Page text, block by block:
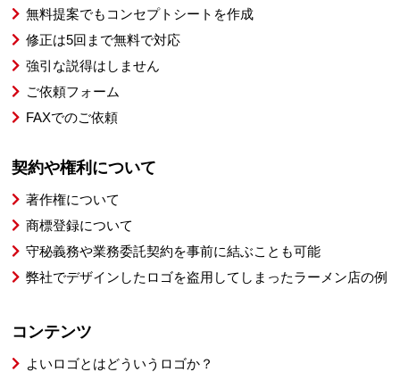
無料提案でもコンセプトシートを作成
修正は5回まで無料で対応
強引な説得はしません
ご依頼フォーム
FAXでのご依頼
契約や権利について
著作権について
商標登録について
守秘義務や業務委託契約を事前に結ぶことも可能
弊社でデザインしたロゴを盗用してしまったラーメン店の例
コンテンツ
よいロゴとはどういうロゴか？